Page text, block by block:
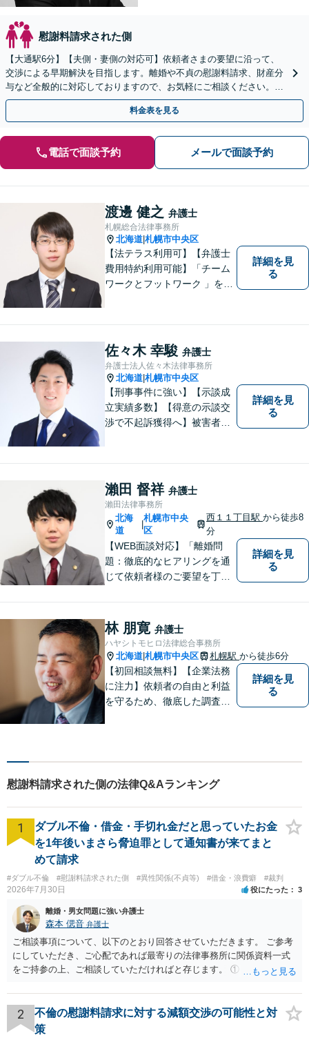
慰謝料請求された側
【大通駅6分】【夫側・妻側の対応可】依頼者さまの要望に沿って、
交渉による早期解決を目指します。離婚や不貞の慰謝料請求、財産分
与など全般的に対応しておりますので、お気軽にご相談ください。
【夜間・休日対応可】【法テラス可】
料金表を見る
電話で面談予約 メールで面談予約
渡邊 健之 弁護士
札幌総合法律事務所
北海道 札幌市中央区
【法テラス利用可】【弁護士
費用特約利用可能】「チーム
ワークとフットワーク 」を合
り、地域の皆さまにとって、
もっと身近な存在になりたい
と考えています。離婚、相
続、交通事故、借金、労働、
刑事事件など
詳細を見
る
佐々木 幸駿 弁護士
弁護士法人佐々木法律事務所
北海道 札幌市中央区
【刑事事件に強い】【示談成
立実績多数】【得意の示談交
渉で不起訴獲得へ】被害者感
す】スピード対応で少しでも
早い釈放へ！離婚トラブル／
交通事故被害の方の対応実績
多数
詳細を見
る
瀨田 督祥 弁護士
瀨田法律事務所
北海
道
|
札幌市中央
区
西１１丁目駅から徒歩8
分
【WEB面談対応】「離婚問
題：徹底的なヒアリングを通
じて依頼者様のご要望を丁寧
様が納得できる解決を目指し
ます！遺産分割の相談を中心
に幅広い相談に対応」【休
日・夜間相談可】【子連れ相
談可】【完全個室相談】
詳細を見
る
林 朋寛 弁護士
ハヤシトモヒロ法律総合事務所
北海道 札幌市中央区 札幌駅 から徒歩6分
【初回相談無料】【企業法務
に注力】依頼者の自由と利益
を守るため、徹底した調査・
やすい説明をすること、動き
のあった都度の報告をして、
依頼者の不安や疑問の解消に
努めています。
詳細を見
る
慰謝料請求された側の法律Q&Aランキング
1
ダブル不倫・借金・手切れ金だと思っていたお金
を1年後いまさら脅迫罪として通知書が来てまと
めて請求
#ダブル不倫 #慰謝料請求された側 #異性関係(不貞等) #借金・浪費癖 #裁判
2026年7月30日 役にたった 3
離婚・男女問題に強い弁護士
森本 偲音 弁護士
ご相談事項について、以下のとおり回答させていただきます。 ご参考
にしていただき、ご心配であれば最寄りの法律事務所に関係資料一式
をご持参の上、ご相談していただければと存じます。 ① このLINEの
される可能性はあるのか ⇒LINEを含む１００万円の貸付に至るまでの
やり取り等の経緯、誓約書の内容等を踏まえて、関係を清算するため
の 金銭であったと評価される可能性はあると考えます。 ② 「今後一
切関与しないなら100万円振り込む」というLINEや誓約書は、裁判上
2
不倫の慰謝料請求に対する減額交渉の可能性と対
策